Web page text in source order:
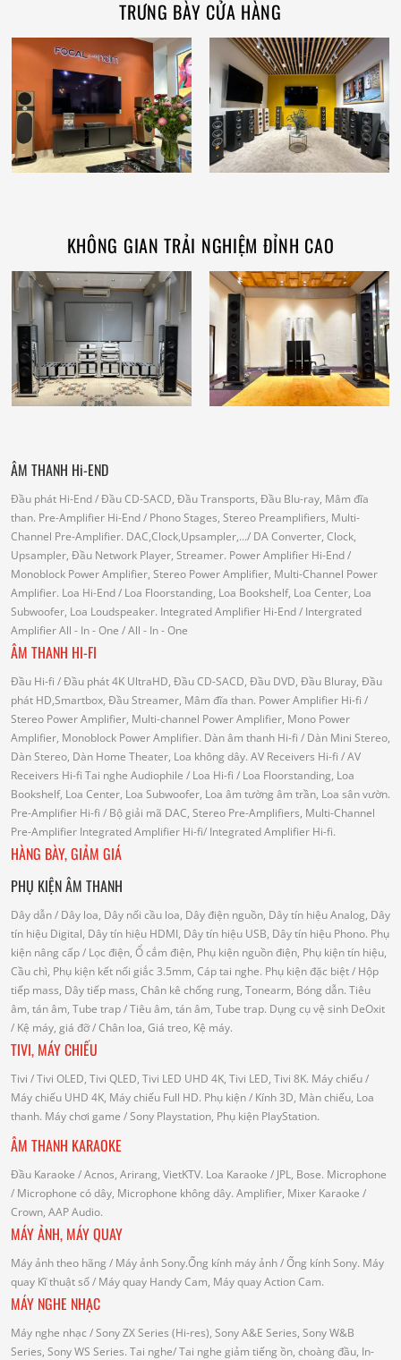
TRƯNG BÀY CỬA HÀNG
KHÔNG GIAN TRẢI NGHIỆM ĐỈNH CAO
ÂM THANH Hi-END
Đầu phát Hi-End/ Đầu CD-SACD, Đầu Transports, Đầu Blu-ray, Mâm đĩa
than. Pre-Amplifier Hi-End/ Phono Stages, Stereo Preamplifiers, Multi-
Channel Pre-Amplifier. DAC,Clock,Upsampler,.../ DA Converter, Clock,
Upsampler, Đầu Network Player, Streamer. Power Amplifier Hi-End/
Monoblock Power Amplifier, Stereo Power Amplifier, Multi-Channel Power
Amplifier. Loa Hi-End/ Loa Floorstanding, Loa Bookshelf, Loa Center, Loa
Subwoofer, Loa Loudspeaker. Integrated Amplifier Hi-End/ Intergrated
AmplifierAll - In - One / All - In - One
ÂM THANH HI-FI
Đầu Hi-fi / Đầu phát 4K UltraHD, Đầu CD-SACD, Đầu DVD, Đầu Bluray, Đầu
phát HD,Smartbox, Đầu Streamer, Mâm đĩa than. Power Amplifier Hi-fi /
Stereo Power Amplifier, Multi-channel Power Amplifier, Mono Power
Amplifier, Monoblock Power Amplifier. Dàn âm thanh Hi-fi / Dàn Mini Stereo,
Dàn Stereo, Dàn Home Theater, Loa không dây. AV Receivers Hi-fi / AV
Receivers Hi-fi Tai nghe Audiophile / Loa Hi-fi / Loa Floorstanding, Loa
Bookshelf, Loa Center, Loa Subwoofer, Loa âm tường âm trần, Loa sân vườn.
Pre-Amplifier Hi-fi / Bộ giải mã DAC, Stereo Pre-Amplifiers, Multi-Channel
Pre-Amplifier Integrated Amplifier Hi-fi/ Integrated Amplifier Hi-fi.
HÀNG BÀY, GIẢM GIÁ
PHỤ KIỆN ÂM THANH
Dây dẫn/ Dây loa, Dây nối cầu loa, Dây điện nguồn, Dây tín hiệu Analog, Dây
tín hiệu Digital, Dây tín hiệu HDMI, Dây tín hiệu USB, Dây tín hiệu Phono. Phụ
kiện nâng cấp/ Lọc điện, Ổ cắm điện, Phụ kiện nguồn điện, Phụ kiện tín hiệu,
Cầu chì, Phụ kiện kết nối giắc 3.5mm, Cáp tai nghe. Phụ kiện đặc biệt/ Hộp
tiếp mass, Dây tiếp mass, Chân kê chống rung, Tonearm, Bóng dẫn. Tiêu
âm, tán âm, Tube trap/ Tiêu âm, tán âm, Tube trap. Dụng cụ vệ sinh DeOxit
/ Kệ máy, giá đỡ/ Chân loa, Giá treo, Kệ máy.
TIVI, MÁY CHIẾU
Tivi / Tivi OLED, Tivi QLED, Tivi LED UHD 4K, Tivi LED, Tivi 8K. Máy chiếu/
Máy chiếu UHD 4K, Máy chiếu Full HD. Phụ kiện/ Kính 3D, Màn chiếu, Loa
thanh. Máy chơi game / Sony Playstation, Phụ kiện PlayStation.
ÂM THANH KARAOKE
Đầu Karaoke / Acnos, Arirang, VietKTV. Loa Karaoke / JPL, Bose. Microphone
/ Microphone có dây, Microphone không dây. Amplifier, Mixer Karaoke /
Crown, AAP Audio.
MÁY ẢNH, MÁY QUAY
Máy ảnh theo hãng / Máy ảnh Sony.Ống kính máy ảnh / Ống kính Sony. Máy
quay Kĩ thuật số/ Máy quay Handy Cam, Máy quay Action Cam.
MÁY NGHE NHẠC
Máy nghe nhạc / Sony ZX Series (Hi-res), Sony A&E Series, Sony W&B
Series, Sony WS Series. Tai nghe/ Tai nghe giảm tiếng ồn, choàng đầu, In-